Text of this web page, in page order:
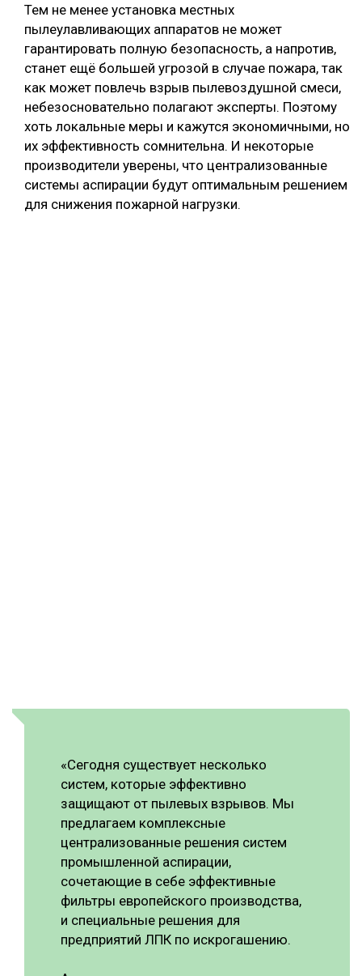
Тем не менее установка местных
пылеулавливающих аппаратов не может
гарантировать полную безопасность, а напротив,
станет ещё большей угрозой в случае пожара, так
как может повлечь взрыв пылевоздушной смеси,
небезосновательно полагают эксперты. Поэтому
хоть локальные меры и кажутся экономичными, но
их эффективность сомнительна. И некоторые
производители уверены, что централизованные
системы аспирации будут оптимальным решением
для снижения пожарной нагрузки.
«Сегодня существует несколько
систем, которые эффективно
защищают от пылевых взрывов. Мы
предлагаем комплексные
централизованные решения систем
промышленной аспирации,
сочетающие в себе эффективные
фильтры европейского производства,
и специальные решения для
предприятий ЛПК по искрогашению.